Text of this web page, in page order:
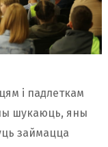
і падлеткам
шукаюць, яны
займацца